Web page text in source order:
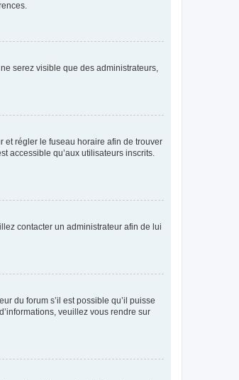
serez visible que des administrateurs,
et régler le fuseau horaire afin de trouver
accessible qu’aux utilisateurs inscrits.
contacter un administrateur afin de lui
du forum s’il est possible qu’il puisse
veuillez vous rendre sur